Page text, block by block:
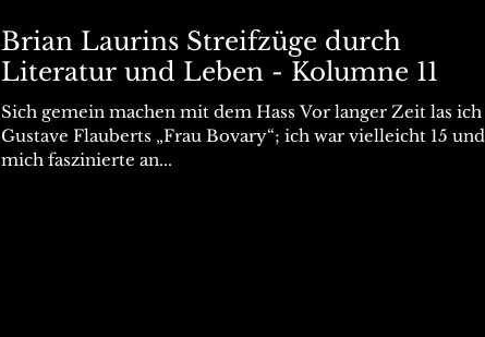
Brian Laurins Streifzüge durch
Literatur und Leben - Kolumne 11
Sich gemein machen mit dem Hass Vor langer Zeit las ich
Gustave Flauberts „Frau Bovary“; ich war vielleicht 15 und
mich faszinierte an...